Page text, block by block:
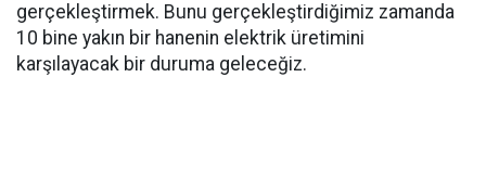
gerçekleştirmek. Bunu gerçekleştirdiğimiz zamanda
10 bine yakın bir hanenin elektrik üretimini
karşılayacak bir duruma geleceğiz.